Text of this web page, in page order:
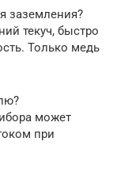
заземления?
текуч, быстро
Только медь
может
при